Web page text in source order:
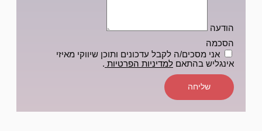
הודעה
הסכמה
אני מסכים/ה לקבל עדכונים ותוכן שיווקי מאיזי
אינגליש בהתאם למדיניות הפרטיות .
שליחה